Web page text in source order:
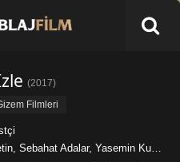
(2017)
Filmleri
, Sebahat Adalar, Yasemin Kurttekin